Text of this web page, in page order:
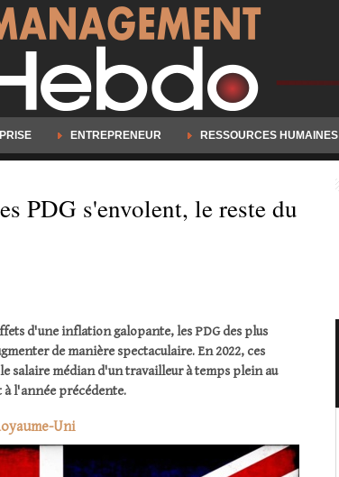
ENTREPRENEUR RESSOURCES HUMAINES
PDG s'envolent, le reste du
d'une inflation galopante, les PDG des plus
de manière spectaculaire. En 2022, ces
salaire médian d'un travailleur à temps plein au
l'année précédente.
Uni